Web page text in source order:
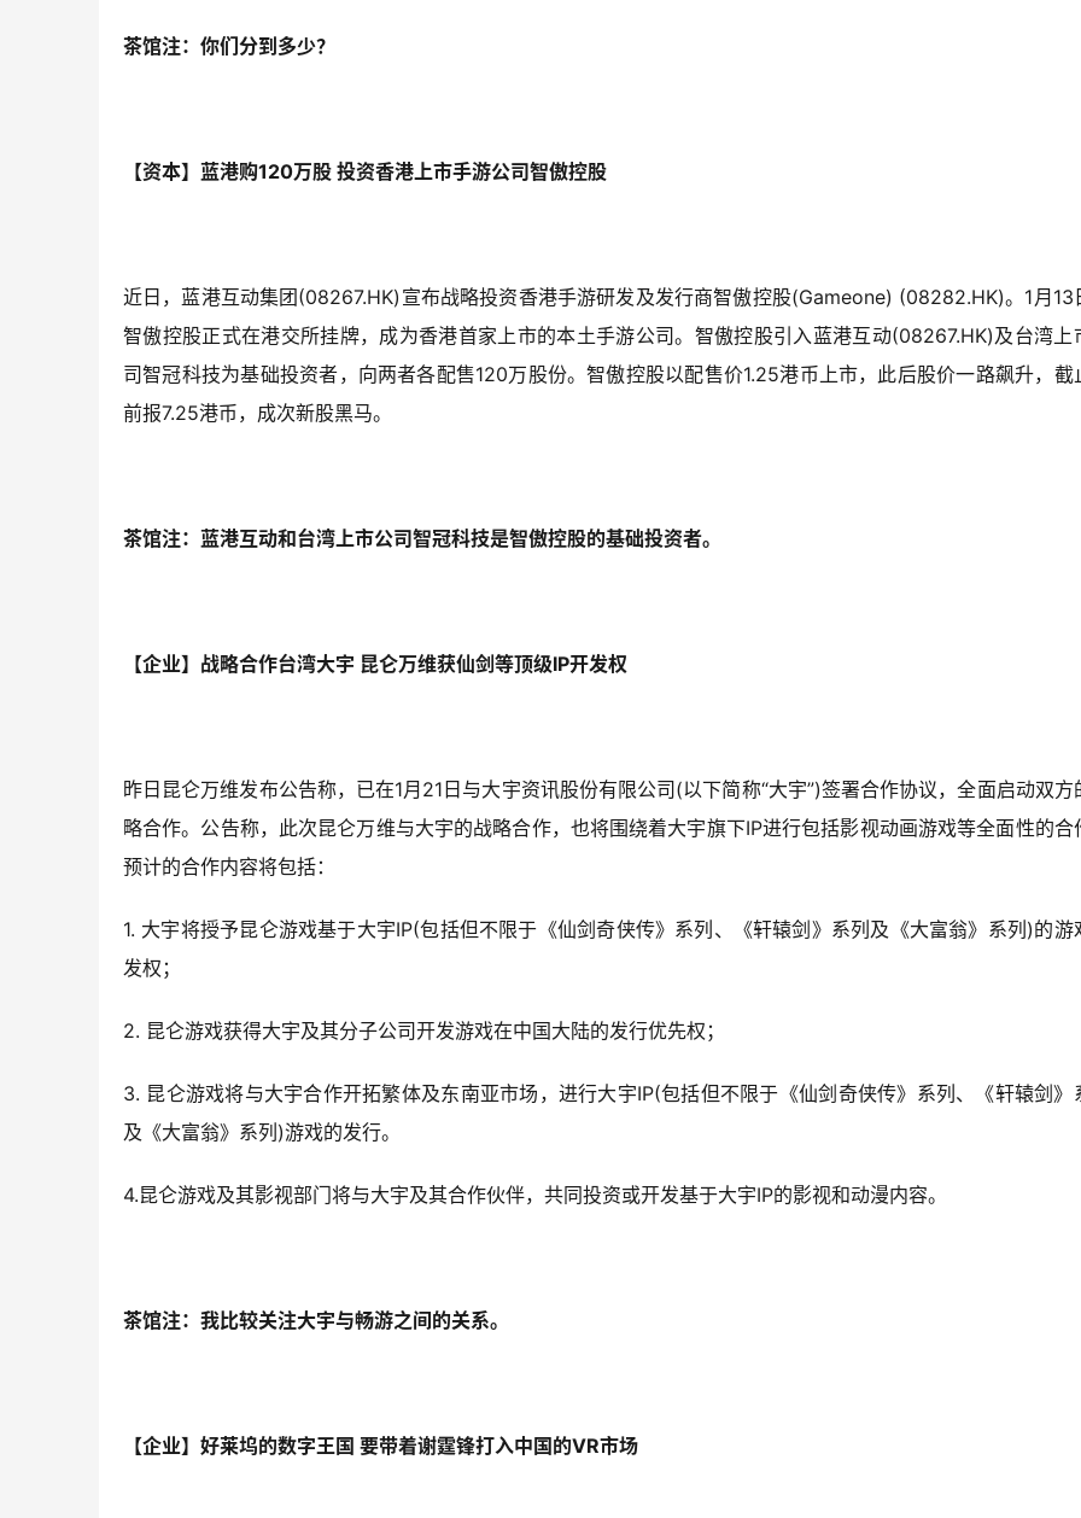
茶馆注：你们分到多少？
【资本】蓝港购120万股 投资香港上市手游公司智傲控股
近日，蓝港互动集团(08267.HK)宣布战略投资香港手游研发及发行商智傲控股(Gameone) (08282.HK)。1月13
智傲控股正式在港交所挂牌，成为香港首家上市的本土手游公司。智傲控股引入蓝港互动(08267.HK)及台湾上
司智冠科技为基础投资者，向两者各配售120万股份。智傲控股以配售价1.25港币上市，此后股价一路飙升，截
前报7.25港币，成次新股黑马。
茶馆注：蓝港互动和台湾上市公司智冠科技是智傲控股的基础投资者。
【企业】战略合作台湾大宇 昆仑万维获仙剑等顶级IP开发权
昨日昆仑万维发布公告称，已在1月21日与大宇资讯股份有限公司(以下简称“大宇”)签署合作协议，全面启动双方
略合作。公告称，此次昆仑万维与大宇的战略合作，也将围绕着大宇旗下IP进行包括影视动画游戏等全面性的合
预计的合作内容将包括：
1. 大宇将授予昆仑游戏基于大宇IP(包括但不限于《仙剑奇侠传》系列、《轩辕剑》系列及《大富翁》系列)的游
发权；
2. 昆仑游戏获得大宇及其分子公司开发游戏在中国大陆的发行优先权；
3. 昆仑游戏将与大宇合作开拓繁体及东南亚市场，进行大宇IP(包括但不限于《仙剑奇侠传》系列、《轩辕剑》
及《大富翁》系列)游戏的发行。
4.昆仑游戏及其影视部门将与大宇及其合作伙伴，共同投资或开发基于大宇IP的影视和动漫内容。
茶馆注：我比较关注大宇与畅游之间的关系。
【企业】好莱坞的数字王国 要带着谢霆锋打入中国的VR市场